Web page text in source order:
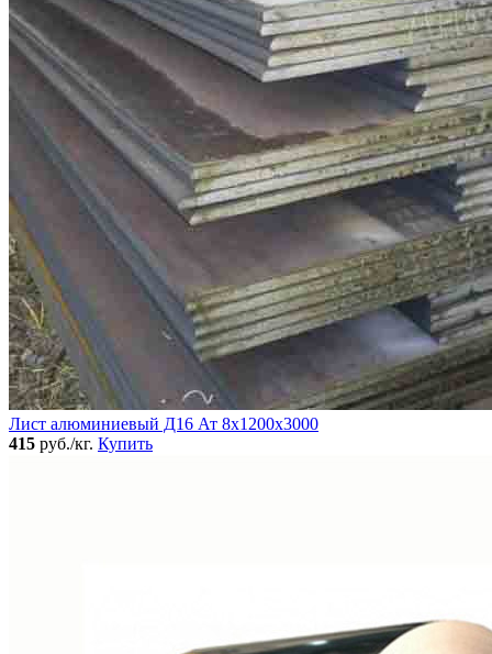
Лист алюминиевый Д16 Ат 8х1200х3000
415 руб./кг. Купить